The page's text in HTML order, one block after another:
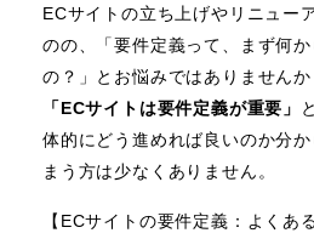
ECサイトの立ち上げやリニュー
のの、「要件定義って、まず何
の？」とお悩みではありませんか
「ECサイトは要件定義が重要」
体的にどう進めれば良いのか分
まう方は少なくありません。
【ECサイトの要件定義：よくあ